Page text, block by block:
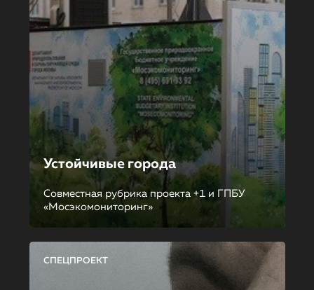
Устойчивые города
Совместная рубрика проекта +1 и ГПБУ
«Мосэкомониторинг»
СПЕЦПРОЕКТ